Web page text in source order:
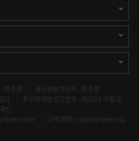
최주영
개인정보책임자 : 최주영
통신판매업신고번호 : 제2023-서울강
인
고객센터 : cs@wishbeen.co